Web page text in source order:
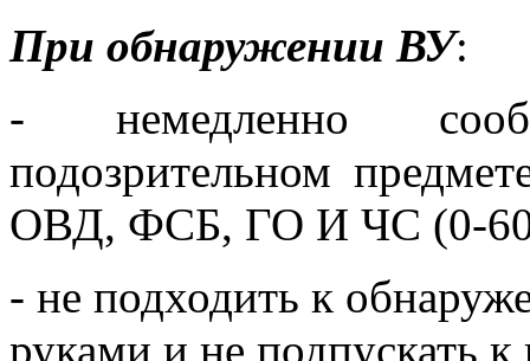
При обнаружении ВУ:
- немедленно
подозрительном
ОВД, ФСБ, ГО И ЧС (0-
- не подходить к
руками и не подпускать